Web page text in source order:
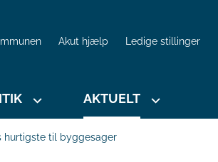
Akut hjælp Ledige stillinger
AKTUELT
hurtigste til byggesager